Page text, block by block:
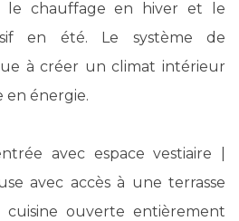
le chauffage en hiver et le
en été. Le système de
à créer un climat intérieur
en énergie.
avec espace vestiaire |
avec accès à une terrasse
cuisine ouverte entièrement